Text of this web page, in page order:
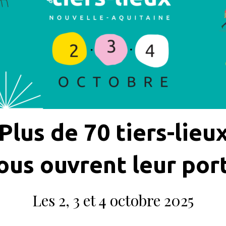
de 70 tiers-
ouvrent leur
Les 2, 3 et 4 octobre 2025